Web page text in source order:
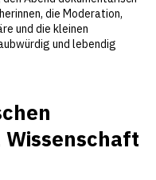
die Moderation,
und die kleinen
und lebendig